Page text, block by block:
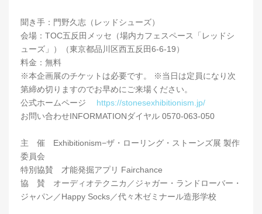
聞き手：門野久志（レッドシューズ）
会場：TOC五反田メッセ（場内カフェスペース「レッドシ
ューズ」）（東京都品川区西五反田6-6-19）
料金：無料
※本企画展のチケットは必要です。 ※当日は定員になり次
第締め切りますのでお早めにご来場ください。
公式ホームページ https://stonesexhibitionism.jp/
お問い合わせINFORMATIONダイヤル 0570-063-050
主 催 Exhibitionism−ザ・ローリング・ストーンズ展 製作
委員会
特別協賛 才能発掘アプリ Fairchance
協 賛 オーディオテクニカ／ジャガー・ランドローバー・
ジャパン／Happy Socks／代々木ゼミナール造形学校